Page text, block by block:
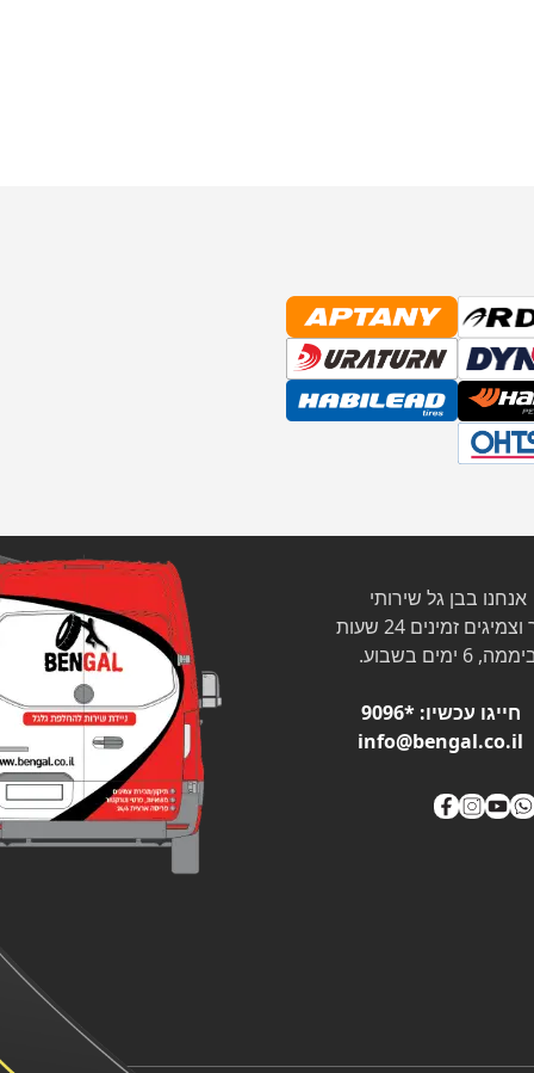
אנחנו בבן גל שירותי
זמינים 24 שעות
6 ימים בשבוע.
חייגו עכשיו:*9096
info@bengal.co.il